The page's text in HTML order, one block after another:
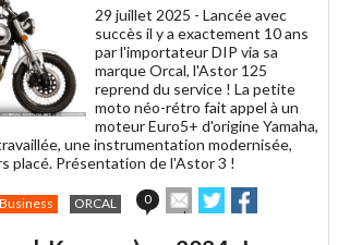
29 juillet 2025 - Lancée avec
succès il y a exactement 10 ans
par l'importateur DIP via sa
marque Orcal, l'Astor 125
reprend du service ! La petite
moto néo-rétro fait appel à un
moteur Euro5+ d'origine Yamaha,
une instrumentation modernisée,
placé. Présentation de l'Astor 3 !
Business ORCAL 0
Envoyer
cet
Partager
sur sur